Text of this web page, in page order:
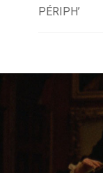
PÉRIPH’